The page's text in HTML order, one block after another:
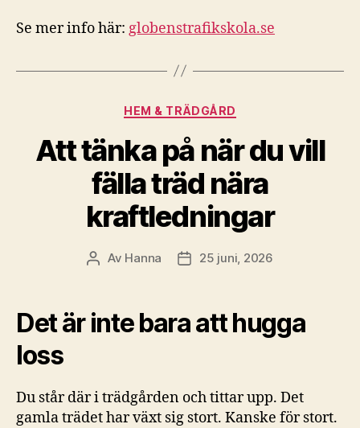
Se mer info här: globenstrafikskola.se
Kategorier
HEM & TRÄDGÅRD
Att tänka på när du vill
fälla träd nära
kraftledningar
Inläggsförfattare
Av Hanna Inläggsdatum
25 juni, 2026
Det är inte bara att hugga
loss
Du står där i trädgården och tittar upp. Det
gamla trädet har växt sig stort. Kanske för stort.